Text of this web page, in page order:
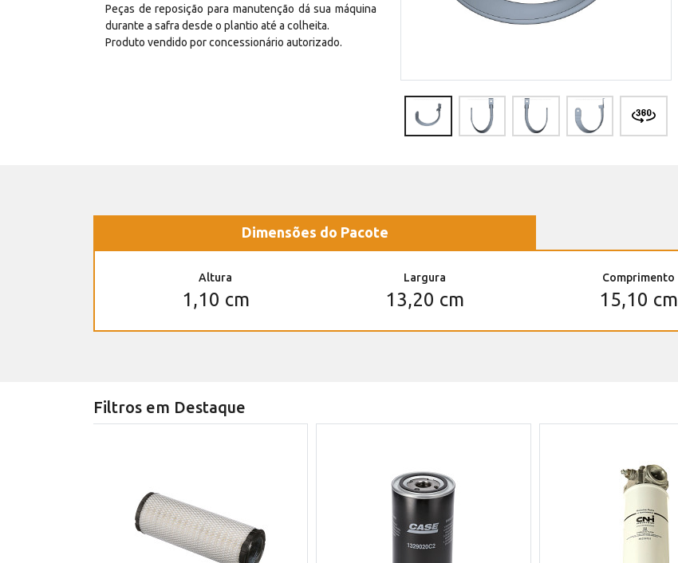
Peças de reposição para manutenção dá sua máquina
durante a safra desde o plantio até a colheita.
Produto vendido por concessionário autorizado.
Dimensões do Pacote
Altura
1,10 cm
Largura
13,20 cm
Comprimento
15,10 cm
Filtros em Destaque